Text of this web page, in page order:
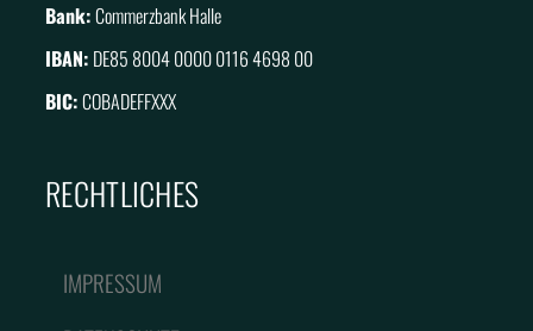
Bank:Commerzbank Halle
IBAN: DE85 8004 0000 0116 4698 00
BIC:COBADEFFXXX
RECHTLICHES
IMPRESSUM